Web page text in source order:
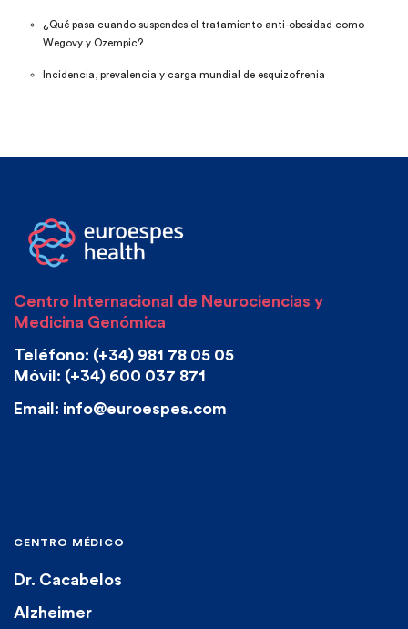
¿Qué pasa cuando suspendes el tratamiento anti-obesidad como
Wegovy y Ozempic?
Incidencia, prevalencia y carga mundial de esquizofrenia
Centro Internacional de Neurociencias y
Medicina Genómica
Teléfono: (+34) 981 78 05 05
Móvil: (+34) 600 037 871
Email: info@euroespes.com
CENTRO MÉDICO
Dr. Cacabelos
Alzheimer